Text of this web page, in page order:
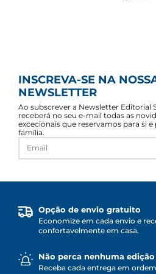
INSCREVA-SE NA
NEWSLETTER
Ao subscrever a Newsletter Editorial
receberá no seu e-mail todas as
excecionais que reservamos para si e
família.
Opção de envio gratuito
Economize em cada envio e
confortavelmente em casa.
Não perca nenhuma edição
Receba cada entrega em